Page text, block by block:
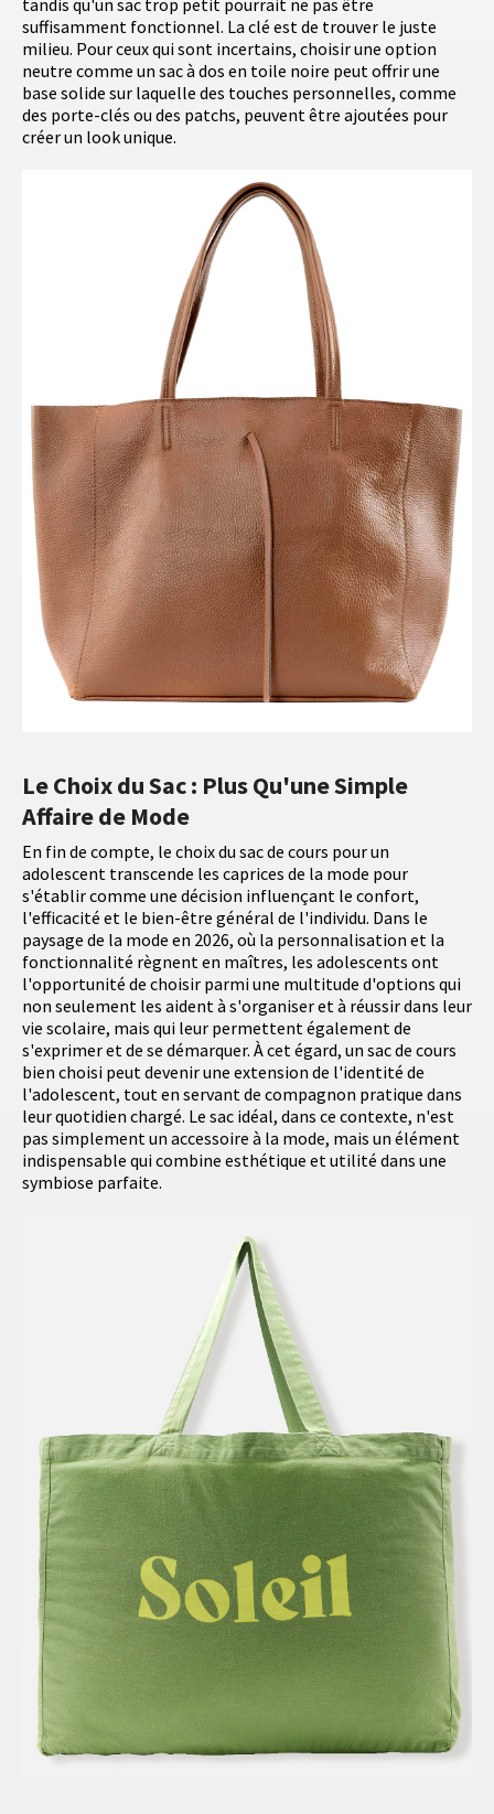
tandis qu'un sac trop petit pourrait ne pas être
suffisamment fonctionnel. La clé est de trouver le juste
milieu. Pour ceux qui sont incertains, choisir une option
neutre comme un sac à dos en toile noire peut offrir une
base solide sur laquelle des touches personnelles, comme
des porte-clés ou des patchs, peuvent être ajoutées pour
créer un look unique.
Le Choix du Sac : Plus Qu'une Simple
Affaire de Mode
En fin de compte, le choix du sac de cours pour un
adolescent transcende les caprices de la mode pour
s'établir comme une décision influençant le confort,
l'efficacité et le bien-être général de l'individu. Dans le
paysage de la mode en 2026, où la personnalisation et la
fonctionnalité règnent en maîtres, les adolescents ont
l'opportunité de choisir parmi une multitude d'options qui
non seulement les aident à s'organiser et à réussir dans leur
vie scolaire, mais qui leur permettent également de
s'exprimer et de se démarquer. À cet égard, un sac de cours
bien choisi peut devenir une extension de l'identité de
l'adolescent, tout en servant de compagnon pratique dans
leur quotidien chargé. Le sac idéal, dans ce contexte, n'est
pas simplement un accessoire à la mode, mais un élément
indispensable qui combine esthétique et utilité dans une
symbiose parfaite.